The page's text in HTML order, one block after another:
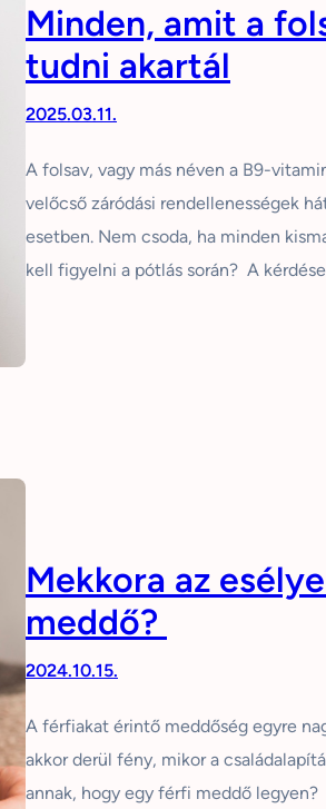
Minden, amit a
tudni akartál
2025.03.11.
A folsav, vagy más néven a B9-
velőcső záródási rendellenességek
esetben. Nem csoda, ha minden
kell figyelni a pótlás során? A
Mekkora az
meddő?
2024.10.15.
A férfiakat érintő meddőség egyre
akkor derül fény, mikor a
annak, hogy egy férfi meddő